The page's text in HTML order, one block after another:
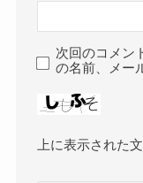
次回のコメン
の名前、メー
上に表示された